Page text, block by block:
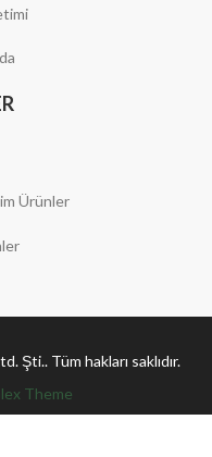
Ürünler
Tüm hakları saklıdır.
Theme